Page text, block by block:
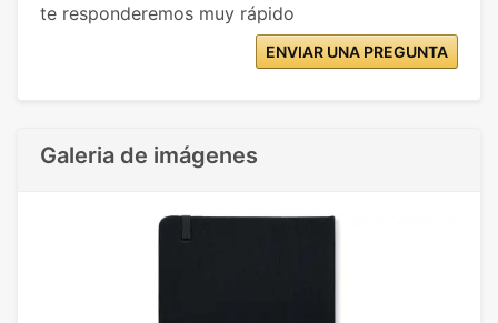
te responderemos muy rápido
ENVIAR UNA PREGUNTA
Galeria de imágenes